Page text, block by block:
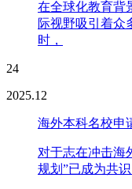
在全球化教育背
际视野吸引着众
时，
24
2025.12
海外本科名校申
对于志在冲击海
规划”已成为共